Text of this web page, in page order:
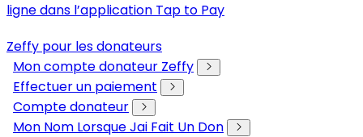
ligne dans l’application Tap to Pay
Zeffy pour les donateurs
Mon compte donateur Zeffy
Effectuer un paiement
Compte donateur
Mon Nom Lorsque Jai Fait Un Don